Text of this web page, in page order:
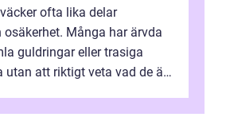
ofta lika delar
Många har ärvda
guldringar eller trasiga
utan att riktigt veta vad de är